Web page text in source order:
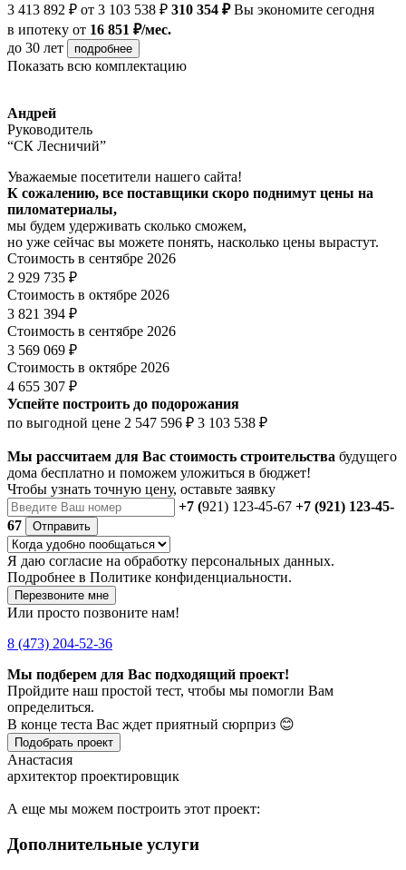
3 413 892 ₽ от 3 103 538 ₽ 310 354 ₽Вы экономите сегодня
в ипотеку от 16 851 ₽/мес.
до 30 лет
подробнее
Показать всю комплектацию
Андрей
Руководитель
“СК Лесничий”
Уважаемые посетители нашего сайта!
К сожалению, все поставщики скоро поднимут цены на
пиломатериалы,
мы будем удерживать сколько сможем,
но уже сейчас вы можете понять, насколько цены вырастут.
Стоимость в сентябре 2026
2 929 735 ₽
Стоимость в октябре 2026
3 821 394 ₽
Стоимость в сентябре 2026
3 569 069 ₽
Стоимость в октябре 2026
4 655 307 ₽
Успейте построить до подорожания
по выгодной цене 2 547 596 ₽ 3 103 538 ₽
Мы рассчитаем для Вас стоимость строительства будущего
дома бесплатно и поможем уложиться в бюджет!
Чтобы узнать точную цену, оставьте заявку
+7 (921) 123-45-67 +7 (921) 123-45-
67
Отправить
Я даю согласие на обработку персональных данных.
Подробнее в Политике конфиденциальности.
Перезвоните мне
Или просто позвоните нам!
8 (473) 204-52-36
Мы подберем для Вас подходящий проект!
Пройдите наш простой тест, чтобы мы помогли Вам
определиться.
В конце теста Вас ждет приятный сюрприз 😊
Подобрать проект
Анастасия
архитектор проектировщик
А еще мы можем построить этот проект:
Дополнительные услуги